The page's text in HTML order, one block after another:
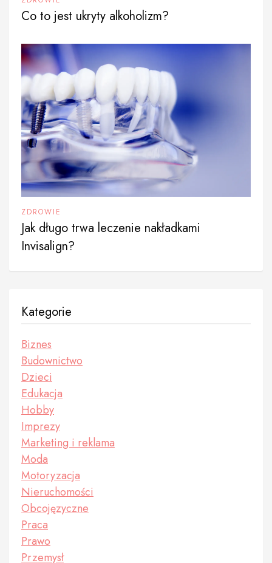
Co to jest ukryty alkoholizm?
ZDROWIE
Jak długo trwa leczenie nakładkami
Invisalign?
Kategorie
Biznes
Budownictwo
Dzieci
Edukacja
Hobby
Imprezy
Marketing i reklama
Moda
Motoryzacja
Nieruchomości
Obcojęzyczne
Praca
Prawo
Przemysł